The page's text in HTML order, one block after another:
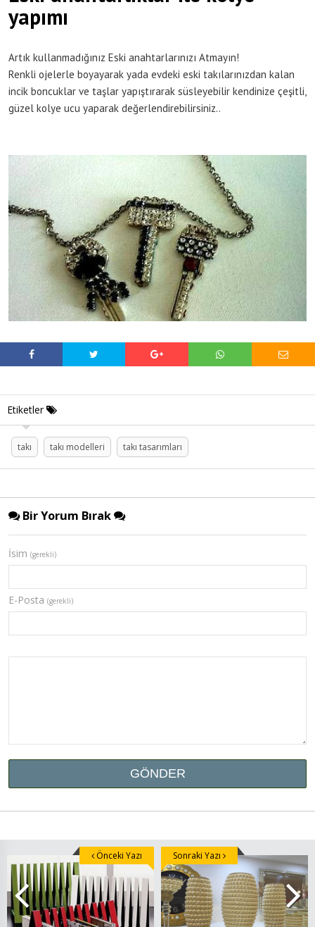
yapımı
Artık kullanmadığınız Eski anahtarlarınızı Atmayın!
Renkli ojelerle boyayarak yada evdeki eski takılarınızdan kalan
incik boncuklar ve taşlar yapıştırarak süsleyebilir kendinize çeşitli,
güzel kolye ucu yaparak değerlendirebilirsiniz..
Etiketler
takı takı modelleri takı tasarımları
Bir Yorum Bırak
İsim (gerekli)
E-Posta (gerekli)
Önceki Yazı Sonraki Yazı